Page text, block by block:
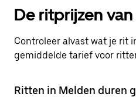
De ritprijzen
Controleer alvast wat je rit
gemiddelde tarief voor
Ritten in Melden duren